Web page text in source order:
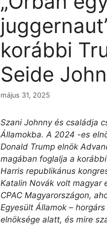
korábbi
Seide
május 31, 2025
Szani Johnny és családja
Államokba. A 2024 -es
Donald Trump elnök
magában foglalja a
Harris republikánus
Katalin Novák volt magyar
CPAC Magyarországon,
Egyesült Államok –
elnöksége alatt, és mire